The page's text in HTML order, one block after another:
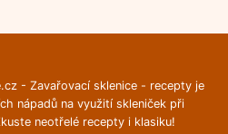
- Zavařovací sklenice - recepty je
nápadů na využití skleniček při
neotřelé recepty i klasiku!